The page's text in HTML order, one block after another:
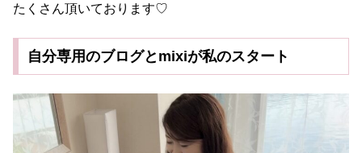
たくさん頂いております♡
自分専用のブログとmixiが私のスタート